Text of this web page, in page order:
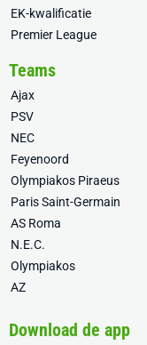
EK-kwalificatie
Premier League
Teams
Ajax
PSV
NEC
Feyenoord
Olympiakos Piraeus
Paris Saint-Germain
AS Roma
N.E.C.
Olympiakos
AZ
Download de app